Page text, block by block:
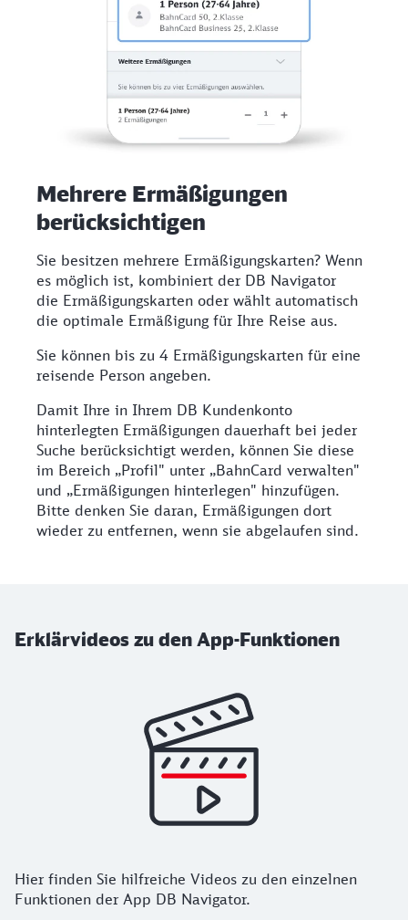
Mehrere Ermäßigungen
berücksichtigen
Sie besitzen mehrere Ermäßigungskarten? Wenn
es möglich ist, kombiniert der DB Navigator
die Ermäßigungskarten oder wählt automatisch
die optimale Ermäßigung für Ihre Reise aus.
Sie können bis zu 4 Ermäßigungskarten für eine
reisende Person angeben.
Damit Ihre in Ihrem DB Kundenkonto
hinterlegten Ermäßigungen dauerhaft bei jeder
Suche berücksichtigt werden, können Sie diese
im Bereich „Profil" unter „BahnCard verwalten"
und „Ermäßigungen hinterlegen" hinzufügen.
Bitte denken Sie daran, Ermäßigungen dort
wieder zu entfernen, wenn sie abgelaufen sind.
Erklärvideos zu den App-Funktionen
Hier finden Sie hilfreiche Videos zu den einzelnen
Funktionen der App DB Navigator.